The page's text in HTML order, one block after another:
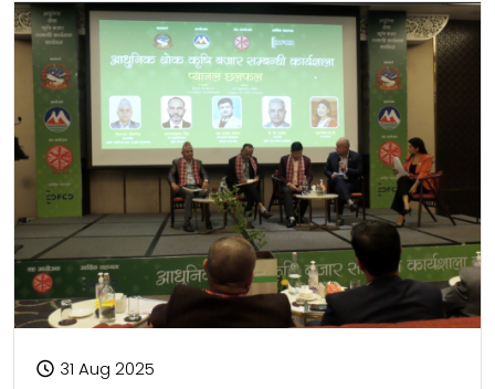
31 Aug 2025